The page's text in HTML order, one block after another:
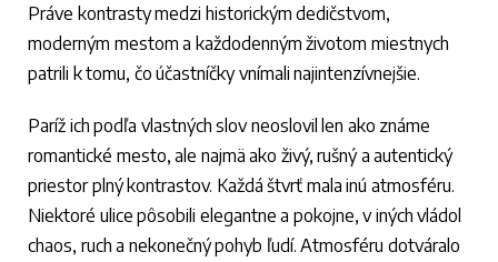
Práve kontrasty medzi historickým dedičstvom,
moderným mestom a každodenným životom miestnych
patrili k tomu, čo účastníčky vnímali najintenzívnejšie.
Paríž ich podľa vlastných slov neoslovil len ako známe
romantické mesto, ale najmä ako živý, rušný a autentický
priestor plný kontrastov. Každá štvrť mala inú atmosféru.
Niektoré ulice pôsobili elegantne a pokojne, v iných vládol
chaos, ruch a nekonečný pohyb ľudí. Atmosféru dotváralo